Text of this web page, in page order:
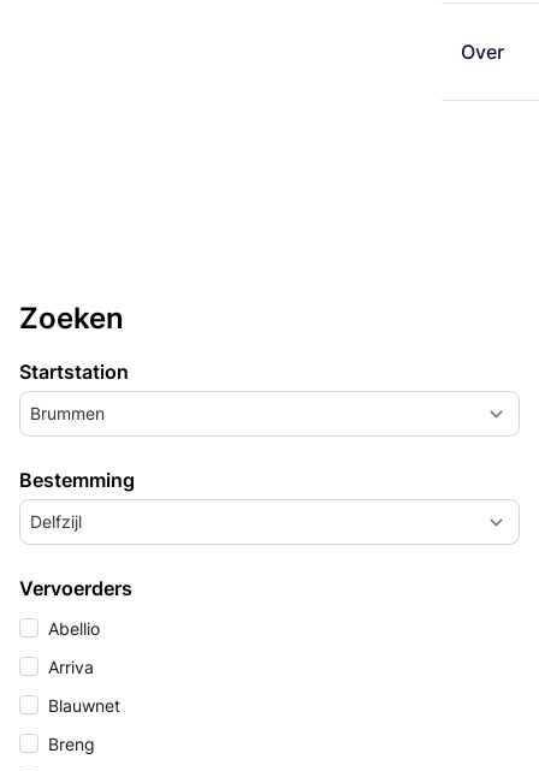
Over
Zoeken
Startstation
Brummen
Bestemming
Delfzijl
Vervoerders
Abellio
Arriva
Blauwnet
Breng